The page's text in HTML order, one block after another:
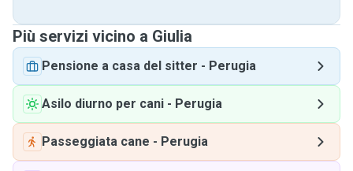
Più servizi vicino a Giulia
Pensione a casa del sitter - Perugia
Asilo diurno per cani - Perugia
Passeggiata cane - Perugia